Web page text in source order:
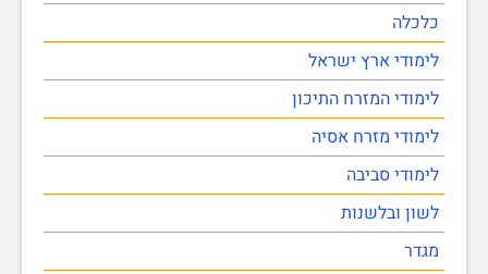
כלכלה
לימודי ארץ ישראל
לימודי המזרח התיכון
לימודי מזרח אסיה
לימודי סביבה
לשון ובלשנות
מגדר